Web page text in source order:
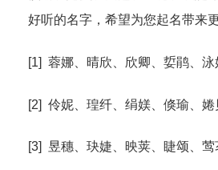
好听的名字，希望为您起名带来
[1] 蓉娜、晴欣、欣卿、娎鹃、泳
[2] 伶妮、瑝纤、绢媄、倏瑜、婘
[3] 昱穗、玦婕、映荚、睫颂、莺